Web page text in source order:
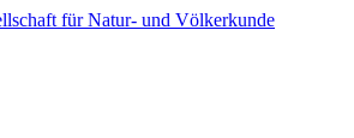
für Natur- und Völkerkunde